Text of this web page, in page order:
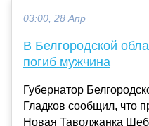
03:00, 28 Апр
В Белгородской
погиб мужчина
Губернатор
Гладков сообщил, что
Новая Таволжанка